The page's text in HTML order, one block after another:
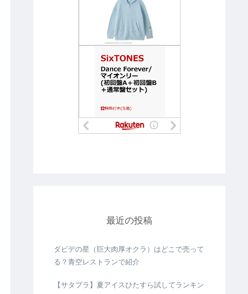
最近の投稿
ダビデの星（巨大肉厚オクラ）はどこで売って
る？青空レストランで紹介
【サタプラ】夏アイスひたすら試してランキン